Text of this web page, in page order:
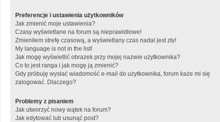
Preferencje i ustawienia użytkowników
Jak zmienić moje ustawienia?
Czasy wyświetlane na forum są nieprawidłowe!
Zmieniłem strefę czasową, a wyświetlany czas nadal jest zły!
My language is not in the list!
Jak mogę wyświetlić obrazek przy mojej nazwie użytkownika?
Co to jest ranga i jak mogę ją zmienić?
Gdy próbuję wysłać wiadomość e-mail do użytkownika, forum każe mi się
zalogować. Dlaczego?
Problemy z pisaniem
Jak utworzyć nowy wątek na forum?
Jak edytować lub usunąć post?